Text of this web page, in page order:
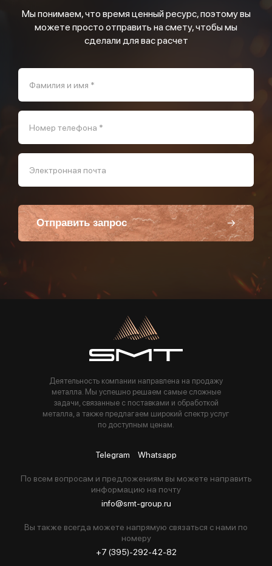
Мы понимаем, что время ценный ресурс, поэтому вы
можете просто отправить на смету, чтобы мы
сделали для вас расчет
Фамилия и имя *
Номер телефона *
Электронная почта
Отправить запрос
Пользуясь данной формой вы соглашаетесь с политикой компании
Деятельность компании направлена на продажу
металла. Мы успешно решаем самые сложные
задачи, связанные с поставками и обработкой
металла, а также предлагаем широкий спектр услуг
по доступным ценам.
Telegram Whatsapp
По всем вопросам и предложениям вы можете направить
информацию на почту
info@smt-group.ru
Вы также всегда можете напрямую связаться с нами по
номеру
+7 (395)-292-42-82